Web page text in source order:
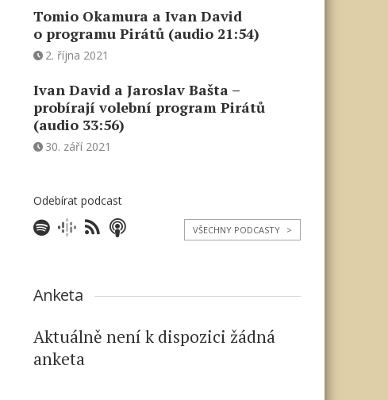
Tomio Okamura a Ivan David
o programu Pirátů (audio 21:54)
2. října 2021
Ivan David a Jaroslav Bašta –
probírají volební program Pirátů
(audio 33:56)
30. září 2021
Odebírat podcast
VŠECHNY PODCASTY >
Anketa
Aktuálně není k dispozici žádná
anketa